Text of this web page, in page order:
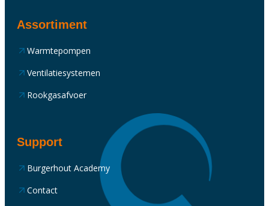
Assortiment
Warmtepompen
Ventilatiesystemen
Rookgasafvoer
Support
Burgerhout Academy
Contact